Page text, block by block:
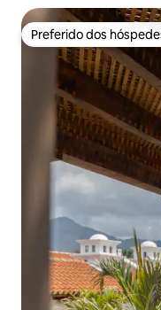
Preferido dos
Preferido dos